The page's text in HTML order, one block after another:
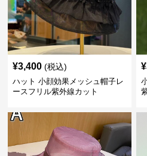
¥3,400 (税込)
ハット 小顔効果メッシュ帽子レ
ースフリル紫外線カット
¥